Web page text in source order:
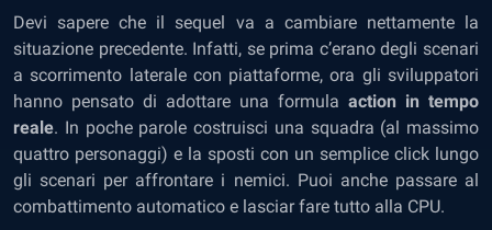
Devi sapere che il sequel va a cambiare nettamente la
situazione precedente. Infatti, se prima c’erano degli scenari
a scorrimento laterale con piattaforme, ora gli sviluppatori
hanno pensato di adottare una formula action in tempo
reale. In poche parole costruisci una squadra (al massimo
quattro personaggi) e la sposti con un semplice click lungo
gli scenari per affrontare i nemici. Puoi anche passare al
combattimento automatico e lasciar fare tutto alla CPU.